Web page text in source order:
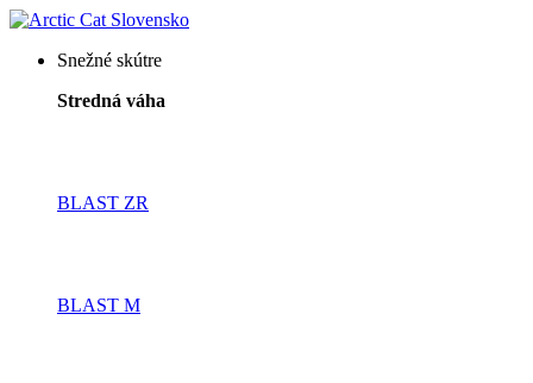
Snežné skútre
Stredná váha
BLAST ZR
BLAST M